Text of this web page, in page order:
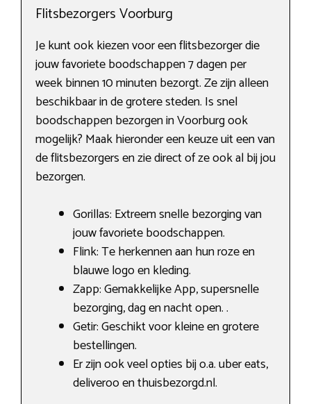
Flitsbezorgers Voorburg
Je kunt ook kiezen voor een flitsbezorger die
jouw favoriete boodschappen 7 dagen per
week binnen 10 minuten bezorgt. Ze zijn alleen
beschikbaar in de grotere steden. Is snel
boodschappen bezorgen in Voorburg ook
mogelijk? Maak hieronder een keuze uit een van
de flitsbezorgers en zie direct of ze ook al bij jou
bezorgen.
Gorillas: Extreem snelle bezorging van
jouw favoriete boodschappen.
Flink: Te herkennen aan hun roze en
blauwe logo en kleding.
Zapp: Gemakkelijke App, supersnelle
bezorging, dag en nacht open. .
Getir: Geschikt voor kleine en grotere
bestellingen.
Er zijn ook veel opties bij o.a. uber eats,
deliveroo en thuisbezorgd.nl.